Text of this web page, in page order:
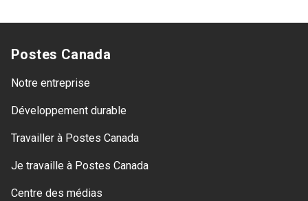
Postes Canada
Notre entreprise
Développement durable
Travailler à Postes Canada
Je travaille à Postes Canada
Centre des médias